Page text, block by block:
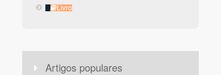
LivroLivro
Artigos populares